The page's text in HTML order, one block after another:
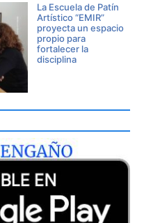
La Escuela de Patín
Artístico “EMIR”
proyecta un espacio
propio para
fortalecer la
disciplina